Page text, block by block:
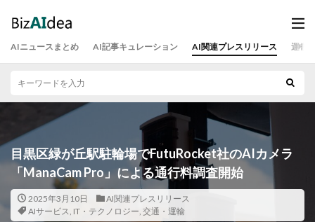
AIニュースまとめ AI記事キュレーション AI関連プレスリリース 運営
目黒区緑が丘駅駐輪場でFutuRocket社のAIカメラ
「ManaCam Pro」による通行料調査開始
2025年3月10日
AI関連プレスリリース
AIサービス, IT・テクノロジー, 交通・運輸